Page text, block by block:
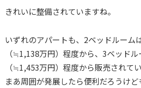
きれいに整備されていますね。
いずれのアパートも、2ベッドルーム
（≒1,138万円）程度から、3ベッド
（≒1,453万円）程度から販売されて
まあ周囲が発展したら便利だろうけ